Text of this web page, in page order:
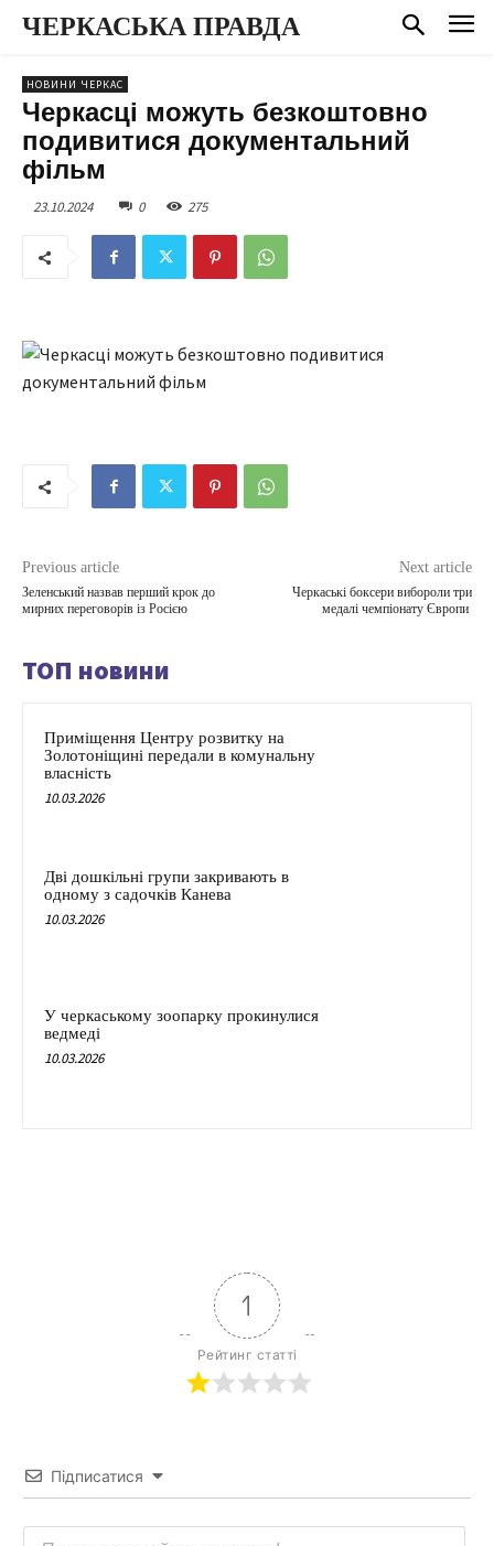
ЧЕРКАСЬКА ПРАВДА
НОВИНИ ЧЕРКАС
Черкасці можуть безкоштовно
подивитися документальний
фільм
23.10.2024 0 275
Previous article
Зеленський назвав перший крок до
мирних переговорів із Росією
Next article
Черкаські боксери вибороли три
медалі чемпіонату Європи
ТОП новини
Приміщення Центру розвитку на
Золотоніщині передали в комунальну
власність
10.03.2026
Дві дошкільні групи закривають в
одному з садочків Канева
10.03.2026
У черкаському зоопарку прокинулися
ведмеді
10.03.2026
1
Рейтинг статті
Підписатися